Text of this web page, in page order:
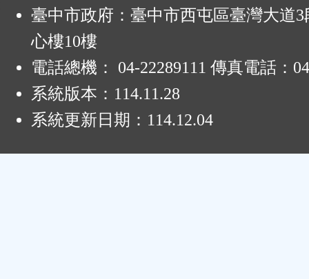
臺中市政府：臺中市西屯區臺灣大道3
心樓10樓
電話總機： 04-22289111 傳真電話：
系統版本： 114.11.28
系統更新日期： 114.12.04